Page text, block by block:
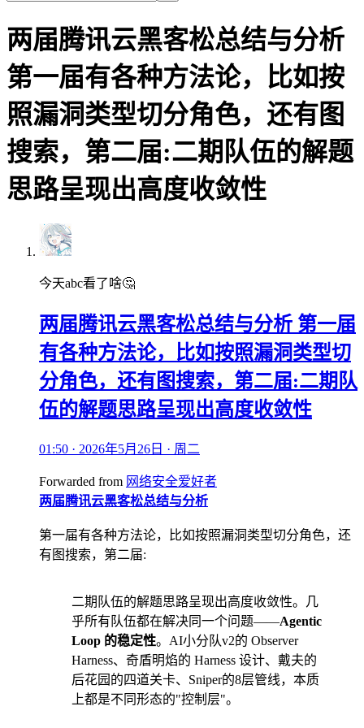
两届腾讯云黑客松总结与分析
第一届有各种方法论，比如按
照漏洞类型切分角色，还有图
搜索，第二届:二期队伍的解题
思路呈现出高度收敛性
今天abc看了啥🤔
两届腾讯云黑客松总结与分析 第一届
有各种方法论，比如按照漏洞类型切
分角色，还有图搜索，第二届:二期队
伍的解题思路呈现出高度收敛性
01:50 · 2026年5月26日 · 周二
Forwarded from 网络安全爱好者
两届腾讯云黑客松总结与分析
第一届有各种方法论，比如按照漏洞类型切分角色，还
有图搜索，第二届:
二期队伍的解题思路呈现出高度收敛性。几
乎所有队伍都在解决同一个问题——Agentic
Loop 的稳定性。AI小分队v2的 Observer
Harness、奇盾明焰的 Harness 设计、戴夫的
后花园的四道关卡、Sniper的8层管线，本质
上都是不同形态的"控制层"。